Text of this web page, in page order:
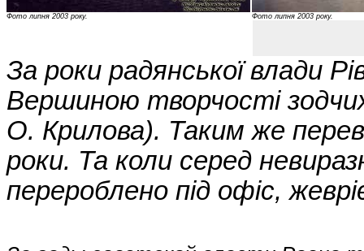
Фото липня 2003 року. Фото липня 2003 року.
За роки радянської влади
Вершиною творчості
О. Крилова). Таким же
роки. Та коли серед
перероблено під офіс,